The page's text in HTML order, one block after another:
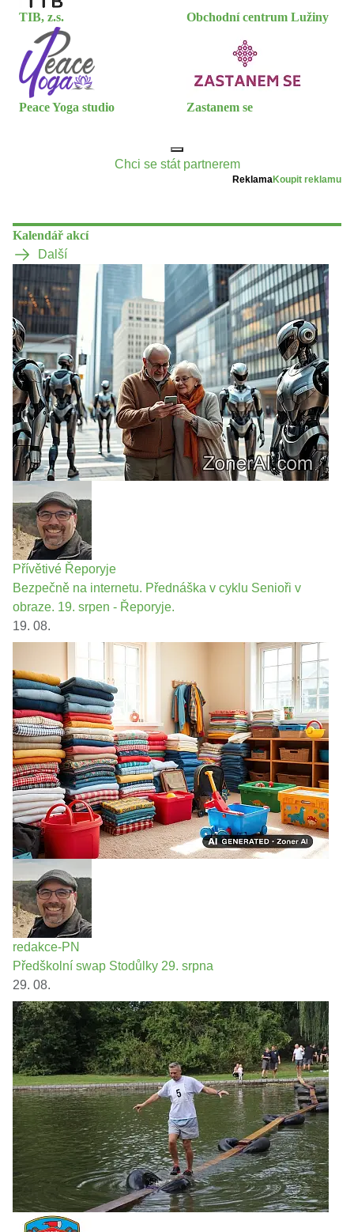
TIB, z.s. Obchodní centrum Lužiny
Peace Yoga studio Zastanem se
Chci se stát partnerem
ReklamaKoupit reklamu
Kalendář akcí
Další
Přívětivé Řeporyje
Bezpečně na internetu. Přednáška v cyklu Senioři v
obraze. 19. srpen - Řeporyje.
19. 08.
redakce-PN
Předškolní swap Stodůlky 29. srpna
29. 08.